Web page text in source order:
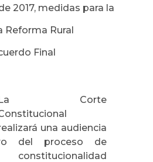
2017, medidas para la
Reforma Rural
Final
Corte
una audiencia
del proceso de